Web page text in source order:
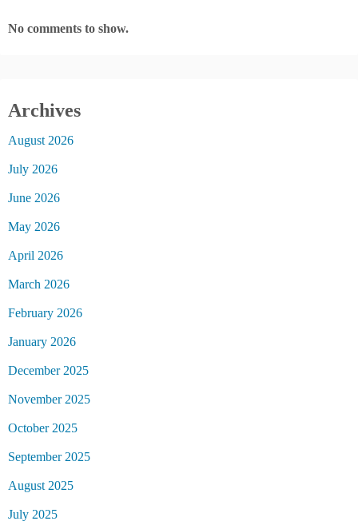
No comments to show.
Archives
August 2026
July 2026
June 2026
May 2026
April 2026
March 2026
February 2026
January 2026
December 2025
November 2025
October 2025
September 2025
August 2025
July 2025